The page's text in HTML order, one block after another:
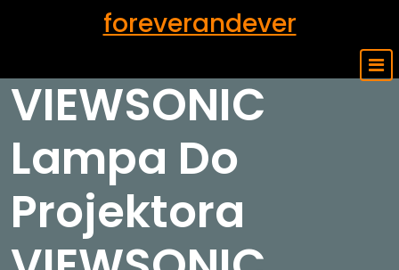
foreverandever
VIEWSONIC
Lampa Do
Projektora